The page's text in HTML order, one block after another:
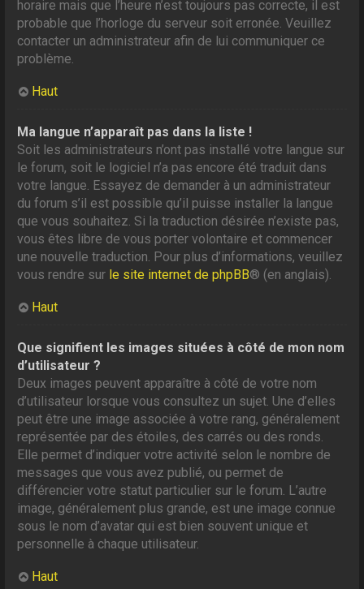
horaire mais que l’heure n’est toujours pas correcte, il est
probable que l’horloge du serveur soit erronée. Veuillez
contacter un administrateur afin de lui communiquer ce
problème.
Haut
Ma langue n’apparaît pas dans la liste !
Soit les administrateurs n’ont pas installé votre langue sur
le forum, soit le logiciel n’a pas encore été traduit dans
votre langue. Essayez de demander à un administrateur
du forum s’il est possible qu’il puisse installer la langue
que vous souhaitez. Si la traduction désirée n’existe pas,
vous êtes libre de vous porter volontaire et commencer
une nouvelle traduction. Pour plus d’informations, veuillez
vous rendre sur le site internet de phpBB® (en anglais).
Haut
Que signifient les images situées à côté de mon nom
d’utilisateur ?
Deux images peuvent apparaître à côté de votre nom
d’utilisateur lorsque vous consultez un sujet. Une d’elles
peut être une image associée à votre rang, généralement
représentée par des étoiles, des carrés ou des ronds.
Elle permet d’indiquer votre activité selon le nombre de
messages que vous avez publié, ou permet de
différencier votre statut particulier sur le forum. L’autre
image, généralement plus grande, est une image connue
sous le nom d’avatar qui est bien souvent unique et
personnelle à chaque utilisateur.
Haut